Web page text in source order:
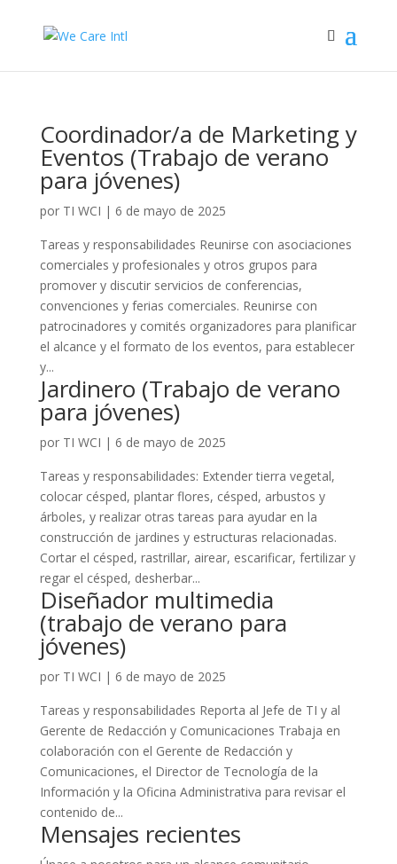
Coordinador/a de Marketing y
Eventos (Trabajo de verano
para jóvenes)
por TI WCI | 6 de mayo de 2025
Tareas y responsabilidades Reunirse con asociaciones
comerciales y profesionales y otros grupos para
promover y discutir servicios de conferencias,
convenciones y ferias comerciales. Reunirse con
patrocinadores y comités organizadores para planificar
el alcance y el formato de los eventos, para establecer
y...
Jardinero (Trabajo de verano
para jóvenes)
por TI WCI | 6 de mayo de 2025
Tareas y responsabilidades: Extender tierra vegetal,
colocar césped, plantar flores, césped, arbustos y
árboles, y realizar otras tareas para ayudar en la
construcción de jardines y estructuras relacionadas.
Cortar el césped, rastrillar, airear, escarificar, fertilizar y
regar el césped, desherbar...
Diseñador multimedia
(trabajo de verano para
jóvenes)
por TI WCI | 6 de mayo de 2025
Tareas y responsabilidades Reporta al Jefe de TI y al
Gerente de Redacción y Comunicaciones Trabaja en
colaboración con el Gerente de Redacción y
Comunicaciones, el Director de Tecnología de la
Información y la Oficina Administrativa para revisar el
contenido de...
Mensajes recientes